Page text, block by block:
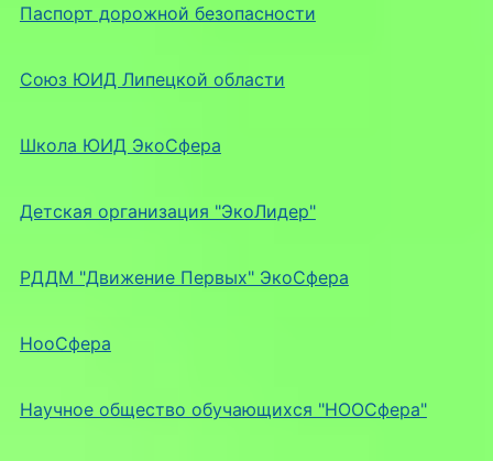
Паспорт дорожной безопасности
Союз ЮИД Липецкой области
Школа ЮИД ЭкоСфера
Детская организация "ЭкоЛидер"
РДДМ "Движение Первых" ЭкоСфера
НооСфера
Научное общество обучающихся "НООСфера"